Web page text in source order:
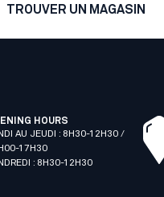
TROUVER UN MAGASIN
HOURS
AU JEUDI : 8H30-12H30 /
17H30
: 8H30-12H30